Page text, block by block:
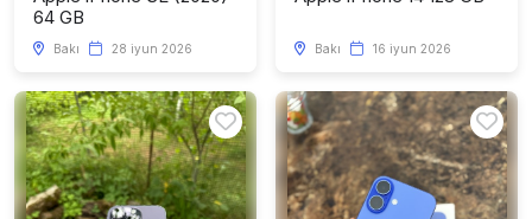
64 GB
Bakı 28 iyun 2026 Bakı 16 iyun 2026